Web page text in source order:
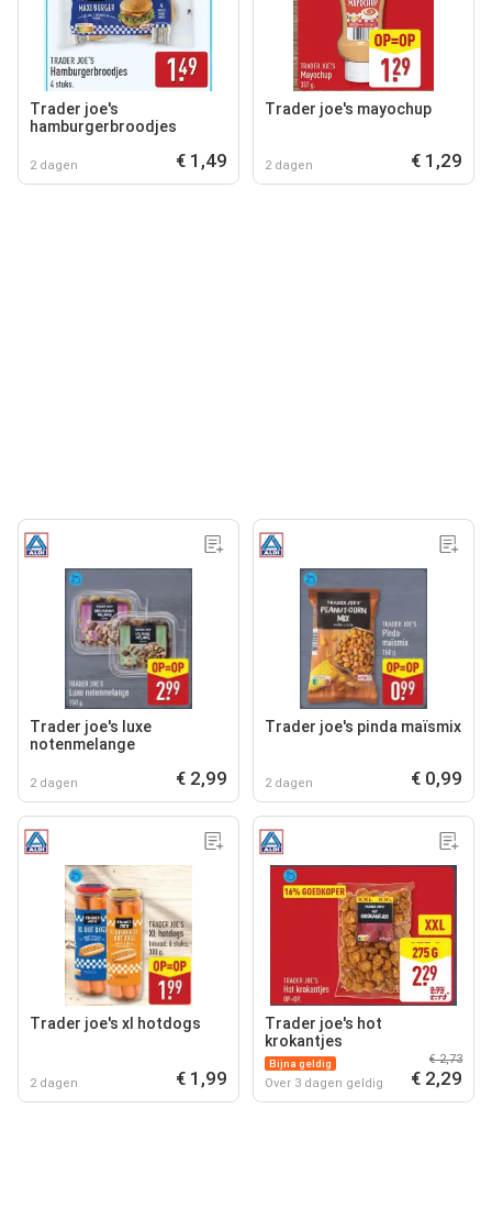
Trader joe's
hamburgerbroodjes
2 dagen € 1,49
Trader joe's mayochup
2 dagen € 1,29
Trader joe's luxe
notenmelange
2 dagen € 2,99
Trader joe's pinda maïsmix
2 dagen € 0,99
Trader joe's xl hotdogs
2 dagen € 1,99
Trader joe's hot
krokantjes
Bijna geldig
Over 3 dagen geldig
€ 2,73
€ 2,29